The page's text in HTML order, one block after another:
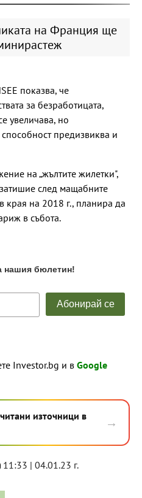
на Франция ще
показва, че
за безработицата,
увеличава, но
предизвиква и
на „жълтите жилетки",
след мащабните
края на 2018 г., планира да
в събота.
Investor.bg и в Google
източници в
→
11:33 | 04.01.23 г.